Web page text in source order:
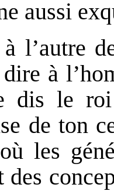
aussi
l’autre
à
dis le
de ton
les
des